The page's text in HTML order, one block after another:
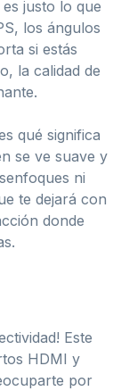
justo lo que
los ángulos
si estás
la calidad de
qué significa
se ve suave y
ni
te dejará con
donde
Este
HDMI y
por